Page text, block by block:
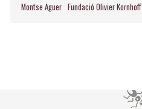
Montse Aguer Fundació Olivier Kornhoff